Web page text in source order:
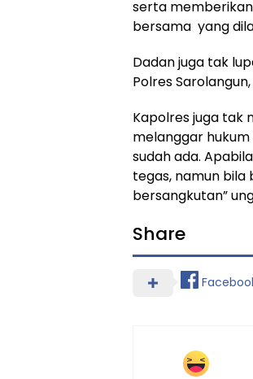
serta
bersama yang
Dadan juga tak
Polres
Kapolres juga tak
melanggar
sudah ada.
tegas, namun
bersangkutan”
Share